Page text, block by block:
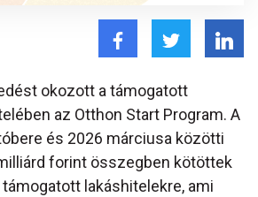
okozott a támogatott
az Otthon Start Program. A
és 2026 márciusa közötti
forint összegben kötöttek
lakáshitelekre, ami